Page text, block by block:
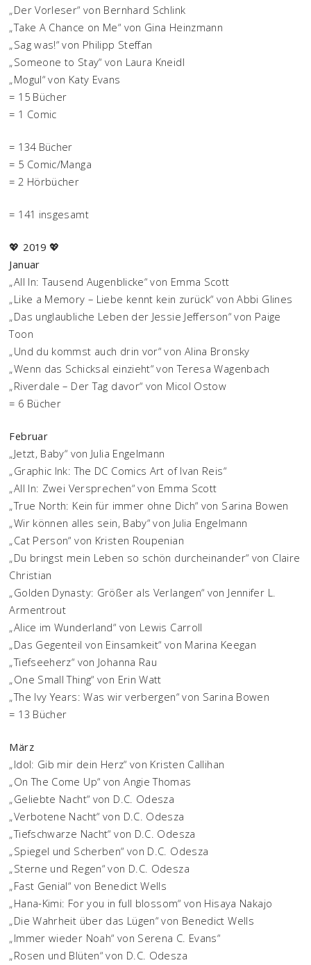
„Der Vorleser“ von Bernhard Schlink
„Take A Chance on Me“ von Gina Heinzmann
„Sag was!“ von Philipp Steffan
„Someone to Stay“ von Laura Kneidl
„Mogul“ von Katy Evans
= 15 Bücher
= 1 Comic
= 134 Bücher
= 5 Comic/Manga
= 2 Hörbücher
= 141 insgesamt
💖 2019 💖
Januar
„All In: Tausend Augenblicke“ von Emma Scott
„Like a Memory – Liebe kennt kein zurück“ von Abbi Glines
„Das unglaubliche Leben der Jessie Jefferson“ von Paige
Toon
„Und du kommst auch drin vor“ von Alina Bronsky
„Wenn das Schicksal einzieht“ von Teresa Wagenbach
„Riverdale – Der Tag davor“ von Micol Ostow
= 6 Bücher
Februar
„Jetzt, Baby“ von Julia Engelmann
„Graphic Ink: The DC Comics Art of Ivan Reis“
„All In: Zwei Versprechen“ von Emma Scott
„True North: Kein für immer ohne Dich“ von Sarina Bowen
„Wir können alles sein, Baby“ von Julia Engelmann
„Cat Person“ von Kristen Roupenian
„Du bringst mein Leben so schön durcheinander“ von Claire
Christian
„Golden Dynasty: Größer als Verlangen“ von Jennifer L.
Armentrout
„Alice im Wunderland“ von Lewis Carroll
„Das Gegenteil von Einsamkeit“ von Marina Keegan
„Tiefseeherz“ von Johanna Rau
„One Small Thing“ von Erin Watt
„The Ivy Years: Was wir verbergen“ von Sarina Bowen
= 13 Bücher
März
„Idol: Gib mir dein Herz“ von Kristen Callihan
„On The Come Up“ von Angie Thomas
„Geliebte Nacht“ von D.C. Odesza
„Verbotene Nacht“ von D.C. Odesza
„Tiefschwarze Nacht“ von D.C. Odesza
„Spiegel und Scherben“ von D.C. Odesza
„Sterne und Regen“ von D.C. Odesza
„Fast Genial“ von Benedict Wells
„Hana-Kimi: For you in full blossom“ von Hisaya Nakajo
„Die Wahrheit über das Lügen“ von Benedict Wells
„Immer wieder Noah“ von Serena C. Evans“
„Rosen und Blüten“ von D.C. Odesza